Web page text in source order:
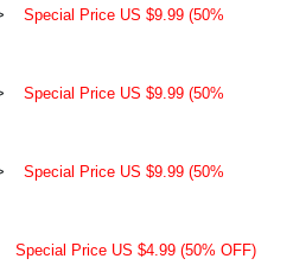
Special Price US $9.99 (50%
Special Price US $9.99 (50%
Special Price US $9.99 (50%
Special Price US $4.99 (50% OFF)